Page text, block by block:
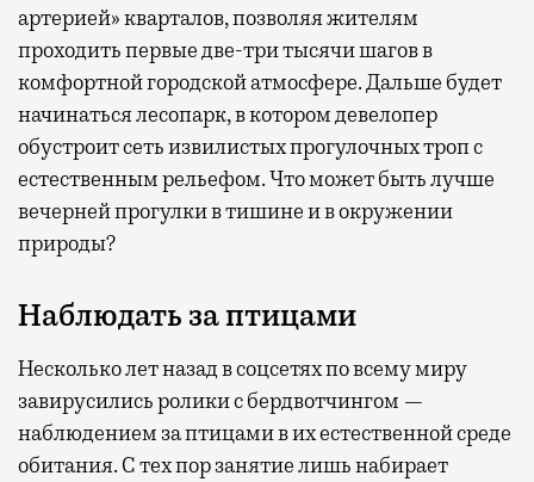
артерией» кварталов, позволяя жителям
проходить первые две-три тысячи шагов в
комфортной городской атмосфере. Дальше будет
начинаться лесопарк, в котором девелопер
обустроит сеть извилистых прогулочных троп с
естественным рельефом. Что может быть лучше
вечерней прогулки в тишине и в окружении
природы?
Наблюдать за птицами
Несколько лет назад в соцсетях по всему миру
завирусились ролики с бердвотчингом —
наблюдением за птицами в их естественной среде
обитания. С тех пор занятие лишь набирает